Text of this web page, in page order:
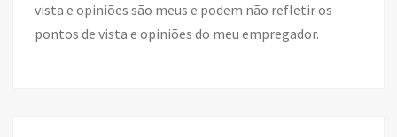
vista e opiniões são meus e podem não refletir os
pontos de vista e opiniões do meu empregador.